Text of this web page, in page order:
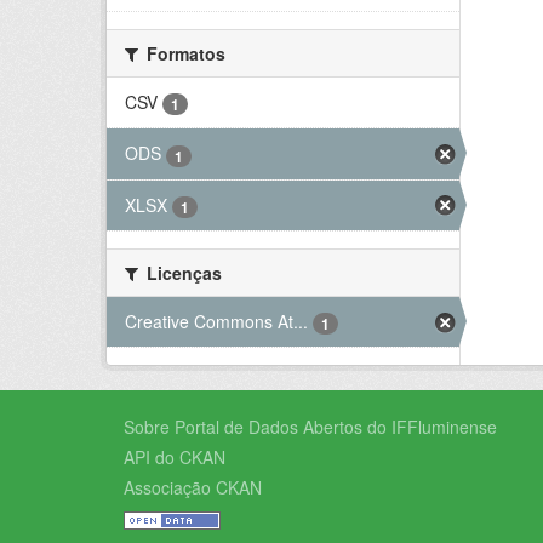
Formatos
CSV
1
ODS 1
XLSX 1
Licenças
Creative Commons At...
1
Sobre Portal de Dados Abertos do IFFluminense
API do CKAN
Associação CKAN